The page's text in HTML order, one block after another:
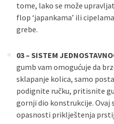
tome, lako se može
flop ‘japankama’ ili
grebe.
03 – SISTEM
gumb vam omogućuje da
sklapanje kolica, samo
podignite ručku, pritisnite
gornji dio konstrukcije.
opasnosti priklještenja